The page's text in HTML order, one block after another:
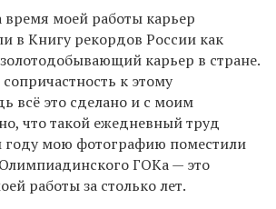
время моей работы карьер
в Книгу рекордов России как
карьер в стране.
к этому
всё это сделано и с моим
что такой ежедневный труд
году мою фотографию поместили
ГОКа — это
работы за столько лет.